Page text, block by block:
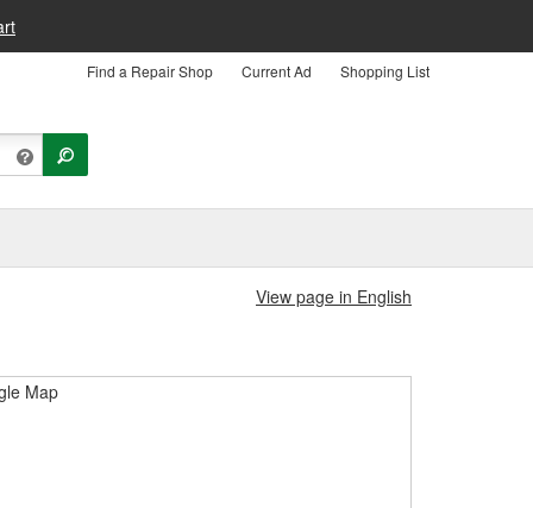
Find a Repair Shop Current Ad Shopping List
View page in English